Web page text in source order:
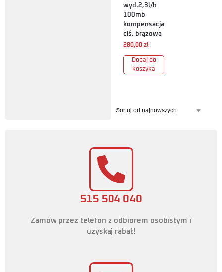
wyd.2,3l/h
100mb
kompensacja
ciś. brązowa
280,00 zł
Dodaj do
koszyka
515 504 040
Zamów przez telefon z odbiorem osobistym i
uzyskaj rabat!